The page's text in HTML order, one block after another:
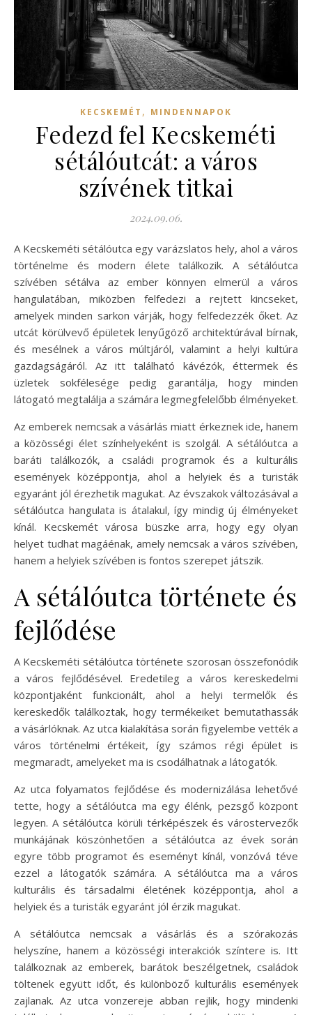
KECSKEMÉT , MINDENNAPOK
Fedezd fel Kecskeméti
sétálóutcát: a város
szívének titkai
2024.09.06.
A Kecskeméti sétálóutca egy varázslatos hely, ahol a város
történelme és modern élete találkozik. A sétálóutca
szívében sétálva az ember könnyen elmerül a város
hangulatában, miközben felfedezi a rejtett kincseket,
amelyek minden sarkon várják, hogy felfedezzék őket. Az
utcát körülvevő épületek lenyűgöző architektúrával bírnak,
és mesélnek a város múltjáról, valamint a helyi kultúra
gazdagságáról. Az itt található kávézók, éttermek és
üzletek sokfélesége pedig garantálja, hogy minden
látogató megtalálja a számára legmegfelelőbb élményeket.
Az emberek nemcsak a vásárlás miatt érkeznek ide, hanem
a közösségi élet színhelyeként is szolgál. A sétálóutca a
baráti találkozók, a családi programok és a kulturális
események középpontja, ahol a helyiek és a turisták
egyaránt jól érezhetik magukat. Az évszakok változásával a
sétálóutca hangulata is átalakul, így mindig új élményeket
kínál. Kecskemét városa büszke arra, hogy egy olyan
helyet tudhat magáénak, amely nemcsak a város szívében,
hanem a helyiek szívében is fontos szerepet játszik.
A sétálóutca története és
fejlődése
A Kecskeméti sétálóutca története szorosan összefonódik
a város fejlődésével. Eredetileg a város kereskedelmi
központjaként funkcionált, ahol a helyi termelők és
kereskedők találkoztak, hogy termékeiket bemutathassák
a vásárlóknak. Az utca kialakítása során figyelembe vették a
város történelmi értékeit, így számos régi épület is
megmaradt, amelyeket ma is csodálhatnak a látogatók.
Az utca folyamatos fejlődése és modernizálása lehetővé
tette, hogy a sétálóutca ma egy élénk, pezsgő központ
legyen. A sétálóutca körüli térképészek és várostervezők
munkájának köszönhetően a sétálóutca az évek során
egyre több programot és eseményt kínál, vonzóvá téve
ezzel a látogatók számára. A sétálóutca ma a város
kulturális és társadalmi életének középpontja, ahol a
helyiek és a turisták egyaránt jól érzik magukat.
A sétálóutca nemcsak a vásárlás és a szórakozás
helyszíne, hanem a közösségi interakciók színtere is. Itt
találkoznak az emberek, barátok beszélgetnek, családok
töltenek együtt időt, és különböző kulturális események
zajlanak. Az utca vonzereje abban rejlik, hogy mindenki